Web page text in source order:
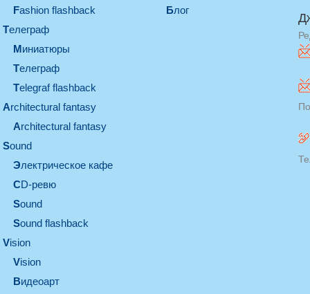
Fashion flashback
телеграф
миниатюры
телеграф
Telegraf flashback
architectural fantasy
architectural fantasy
sound
электрическое кафе
CD-ревю
sound
Sound flashback
vision
vision
видеоарт
Блог